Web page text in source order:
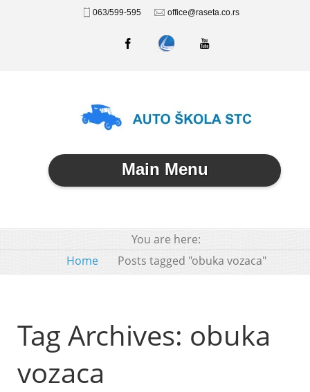
063/599-595 office@raseta.co.rs
Main Menu
You are here:
Home
Posts tagged "obuka vozaca"
Tag Archives: obuka
vozaca